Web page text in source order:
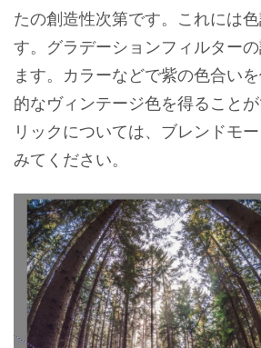
たの創造性次第です。これには
す。グラデーションフィルター
ます。カラーなどで紫の色合い
的なヴィンテージ色を得ること
リックについては、ブレンドモー
みてください。